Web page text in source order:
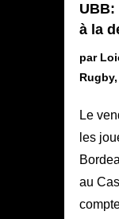
UBB:
à la
par
Rugby,
Le
les
au